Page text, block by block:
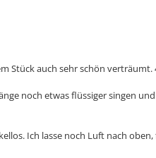
Stück auch sehr schön verträumt.
noch etwas flüssiger singen
Ich lasse noch Luft nach